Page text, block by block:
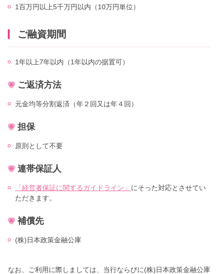
1百万円以上5千万円以内（10万円単位）
ご融資期間
1年以上7年以内（1年以内の据置可）
ご返済方法
元金均等分割返済（年２回又は年４回）
担保
原則として不要
連帯保証人
「経営者保証に関するガイドライン」 にそった対応とさせてい
ただきます。
補償先
(株)日本政策金融公庫
なお、ご利用に際しましては、当行ならびに(株)日本政策金融公庫